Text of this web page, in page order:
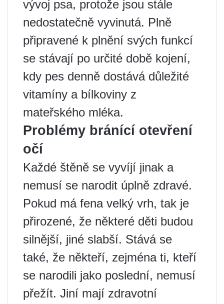
vývoj psa, protože jsou stále
nedostatečně vyvinutá. Plně
připravené k plnění svých funkcí
se stávají po určité době kojení,
kdy pes denně dostává důležité
vitamíny a bílkoviny z
mateřského mléka.
Problémy bránící otevření
očí
Každé štěně se vyvíjí jinak a
nemusí se narodit úplně zdravé.
Pokud má fena velký vrh, tak je
přirozené, že některé děti budou
silnější, jiné slabší. Stává se
také, že někteří, zejména ti, kteří
se narodili jako poslední, nemusí
přežít. Jiní mají zdravotní